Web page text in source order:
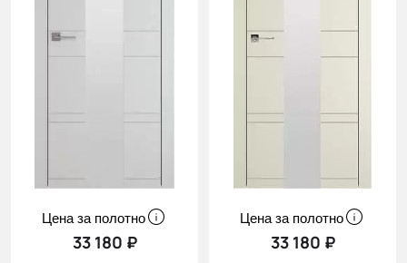
Цена за полотно
33 180 ₽
Цена за полотно
33 180 ₽